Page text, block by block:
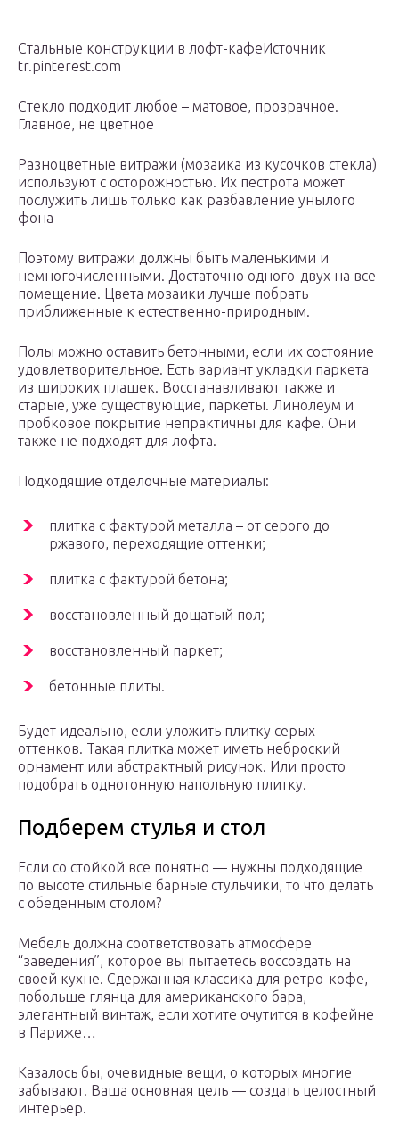
Стальные конструкции в лофт-кафеИсточник
tr.pinterest.com
Стекло подходит любое – матовое, прозрачное.
Главное, не цветное
Разноцветные витражи (мозаика из кусочков стекла)
используют с осторожностью. Их пестрота может
послужить лишь только как разбавление унылого
фона
Поэтому витражи должны быть маленькими и
немногочисленными. Достаточно одного-двух на все
помещение. Цвета мозаики лучше побрать
приближенные к естественно-природным.
Полы можно оставить бетонными, если их состояние
удовлетворительное. Есть вариант укладки паркета
из широких плашек. Восстанавливают также и
старые, уже существующие, паркеты. Линолеум и
пробковое покрытие непрактичны для кафе. Они
также не подходят для лофта.
Подходящие отделочные материалы:
плитка с фактурой металла – от серого до
ржавого, переходящие оттенки;
плитка с фактурой бетона;
восстановленный дощатый пол;
восстановленный паркет;
бетонные плиты.
Будет идеально, если уложить плитку серых
оттенков. Такая плитка может иметь неброский
орнамент или абстрактный рисунок. Или просто
подобрать однотонную напольную плитку.
Подберем стулья и стол
Если со стойкой все понятно — нужны подходящие
по высоте стильные барные стульчики, то что делать
с обеденным столом?
Мебель должна соответствовать атмосфере
“заведения”, которое вы пытаетесь воссоздать на
своей кухне. Сдержанная классика для ретро-кофе,
побольше глянца для американского бара,
элегантный винтаж, если хотите очутится в кофейне
в Париже…
Казалось бы, очевидные вещи, о которых многие
забывают. Ваша основная цель — создать целостный
интерьер.